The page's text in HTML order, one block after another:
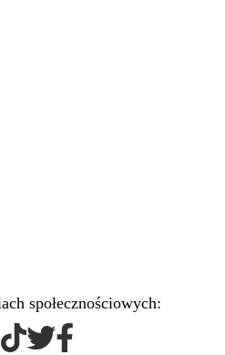
społecznościowych: